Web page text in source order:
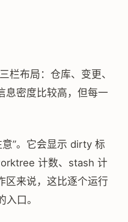
栏布局：仓库、变更、
息密度比较高，但每一
意”。它会显示 dirty 标
计数、stash 计
区来说，这比逐个运行
口。